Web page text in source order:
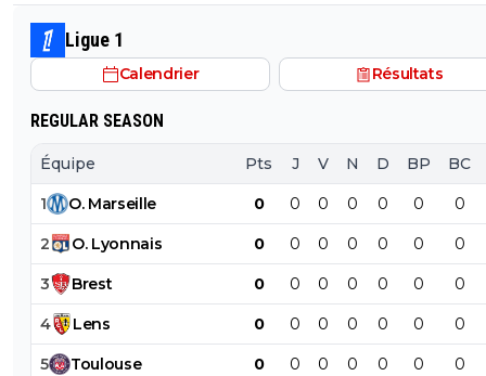
Ligue 1
Calendrier Résultats
REGULAR SEASON
Équipe Pts J V N D BP BC
1 O. Marseille 0 0 0 0 0 0 0
2 O. Lyonnais 0 0 0 0 0 0 0
3 Brest 0 0 0 0 0 0 0
4 Lens 0 0 0 0 0 0 0
5 Toulouse 0 0 0 0 0 0 0